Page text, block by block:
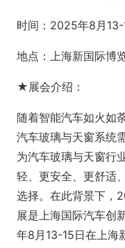
时间：2025年8月13-
地点：上海新国际博
★展会介绍：
随着智能汽车如火如
汽车玻璃与天窗系统
为汽车玻璃与天窗行
轻、更安全、更舒适
选择。在此背景下，
展是上海国际汽车创
年8月13-15日在上海